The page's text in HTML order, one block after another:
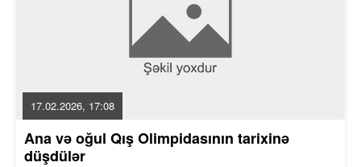
17.02.2026, 17:08
Ana və oğul Qış Olimpidasının tarixinə
düşdülər